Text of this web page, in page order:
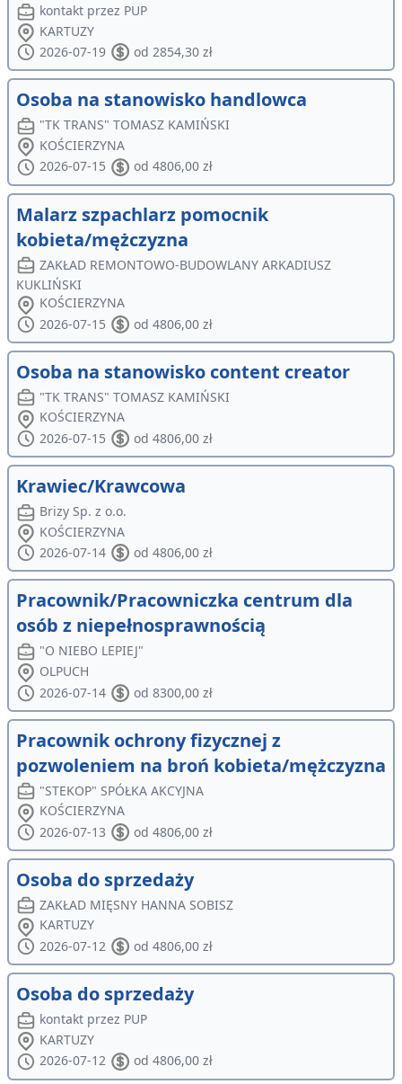
kontakt przez PUP
KARTUZY
2026-07-19
od 2854,30 zł
Osoba na stanowisko handlowca
"TK TRANS" TOMASZ KAMIŃSKI
KOŚCIERZYNA
2026-07-15
od 4806,00 zł
Malarz szpachlarz pomocnik
kobieta/mężczyzna
ZAKŁAD REMONTOWO-BUDOWLANY ARKADIUSZ
KUKLIŃSKI
KOŚCIERZYNA
2026-07-15
od 4806,00 zł
Osoba na stanowisko content creator
"TK TRANS" TOMASZ KAMIŃSKI
KOŚCIERZYNA
2026-07-15
od 4806,00 zł
Krawiec/Krawcowa
Brizy Sp. z o.o.
KOŚCIERZYNA
2026-07-14
od 4806,00 zł
Pracownik/Pracowniczka centrum dla
osób z niepełnosprawnością
"O NIEBO LEPIEJ"
OLPUCH
2026-07-14
od 8300,00 zł
Pracownik ochrony fizycznej z
pozwoleniem na broń kobieta/mężczyzna
"STEKOP" SPÓŁKA AKCYJNA
KOŚCIERZYNA
2026-07-13
od 4806,00 zł
Osoba do sprzedaży
ZAKŁAD MIĘSNY HANNA SOBISZ
KARTUZY
2026-07-12
od 4806,00 zł
Osoba do sprzedaży
kontakt przez PUP
KARTUZY
2026-07-12
od 4806,00 zł